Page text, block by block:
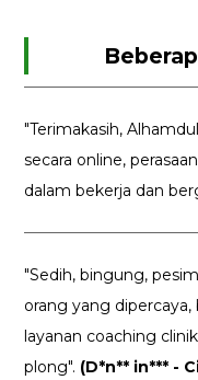
"Terimakasih,
secara online,
dalam bekerja dan
"Sedih, bingung,
orang yang
layanan coaching
plong". (D*n** in*** -